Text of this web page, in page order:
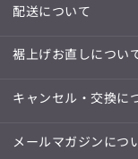
配送について
裾上げお直しについ
キャンセル・交換に
メールマガジンにつ